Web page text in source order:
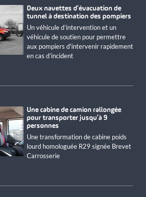
Deux navettes d’évacuation de
tunnel à destination des pompiers
Un véhicule d’intervention et un
véhicule de soutien pour permettre
aux pompiers d'intervenir rapidement
en cas d’incident
Une cabine de camion rallongée
pour transporter jusqu’à 9
personnes
Une transformation de cabine poids
lourd homologuée R29 signée Brevet
Carrosserie